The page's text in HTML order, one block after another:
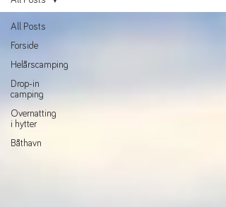
All Posts
Forside
Helårscamping
Drop-in
camping
Overnatting
i hytter
Båthavn